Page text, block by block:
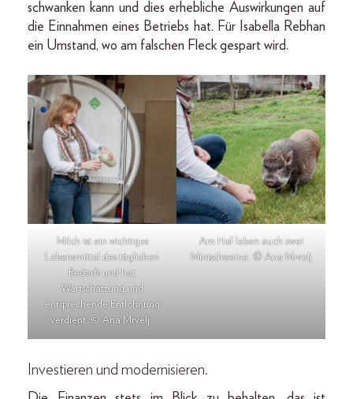
schwanken kann und dies erhebliche Auswirkungen auf
die Einnahmen eines Betriebs hat. Für Isabella Rebhan
ein Umstand, wo am falschen Fleck gespart wird.
Milch ist ein wichtiges
Lebensmittel des täglichen
Bedarfs und hat
Wertschätzung und
entsprechende Entlohnung
verdient. © Ana Mrvelj
Am Hof leben auch zwei
Minischweine. © Ana Mrvelj
Investieren und modernisieren.